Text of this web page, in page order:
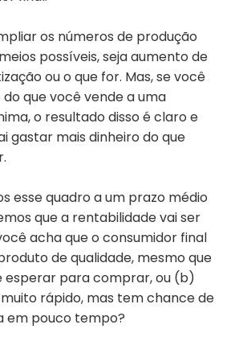
os números de produção
possíveis, seja aumento de
ou o que for. Mas, se você
que você vende a uma
o resultado disso é claro e
gastar mais dinheiro do que
esse quadro a um prazo médio
que a rentabilidade vai ser
acha que o consumidor final
de qualidade, mesmo que
esperar para comprar, ou (b)
rápido, mas tem chance de
em pouco tempo?